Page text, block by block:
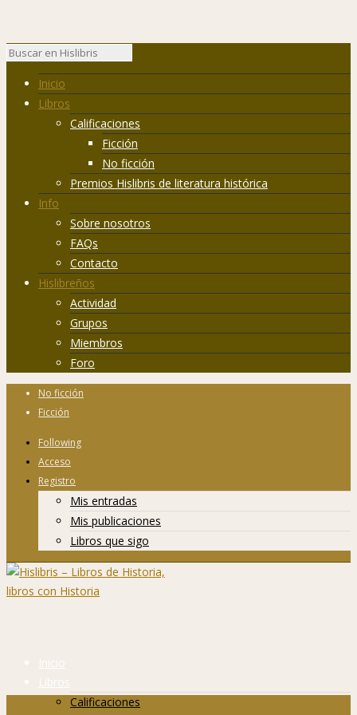
Inicio
Libros
Calificaciones
Ficción
No ficción
Premios Hislibris de literatura histórica
Info
Sobre nosotros
FAQs
Contacto
Hislibreños
Actividad
Grupos
Miembros
Foro
No ficción
Ficción
Following
Acceso
Registro
Mis entradas
Mis publicaciones
Libros que sigo
Inicio
Libros
Calificaciones